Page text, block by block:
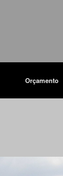
Orçamento